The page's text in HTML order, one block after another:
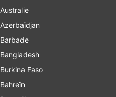
Australie
Azerbaïdjan
Barbade
Bangladesh
Burkina Faso
Bahreïn